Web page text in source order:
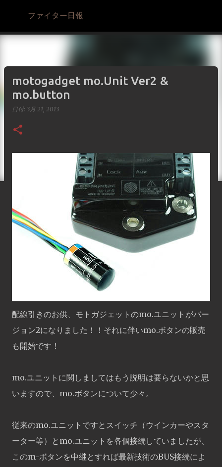
スキップしてメイン コンテンツに移動
ファイター日報
motogadget mo.Unit Ver2 &
mo.button
日付: 3月 21, 2013
配線引きのお供、モトガジェットのmo.ユニットがバー
ジョン2になりました！！それに伴いmo.ボタンの販売
も開始です！
mo.ユニットに関しましてはもう説明は要らないかと思
いますので、mo.ボタンについて少々。
従来のmo.ユニットですとスイッチ（ウインカーやスタ
ーター等）とmo.ユニットを各個接続していましたが、
このm-ボタンを中継とすれば最新技術のBUS接続によ